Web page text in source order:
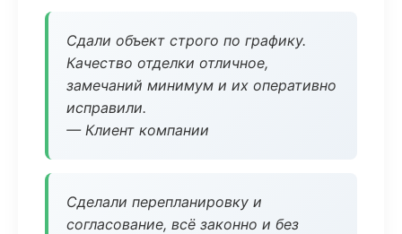
Сдали объект строго по графику.
Качество отделки отличное,
замечаний минимум и их оперативно
исправили.
— Клиент компании
Сделали перепланировку и
согласование, всё законно и без